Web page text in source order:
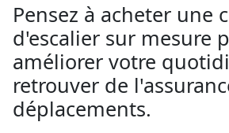
Pensez à acheter une
d'escalier sur mesure
améliorer votre
retrouver de
déplacements.